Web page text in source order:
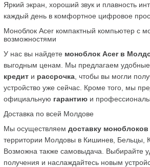
Яркий экран, хороший звук и плавность
каждый день в комфортное цифровое
Моноблок Acer компактный компьютер с
возможностями
У нас вы найдете моноблок Acer в
кредит и рассрочка , чтобы вы могли
устройство уже сейчас. Кроме того, мы
официальную гарантию и
Доставка по всей Молдове
Мы осуществляем доставку
территории Молдовы в Кишинев, Бельцы,
Возможна также самовыдача. Выбирайте
получения и наслаждайтесь новым